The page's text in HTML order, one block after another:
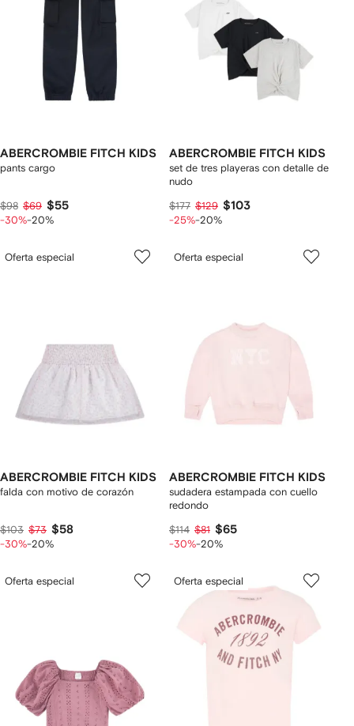
ABERCROMBIE FITCH KIDS
pants cargo
$98 $69 $55
-30%-20%
ABERCROMBIE FITCH KIDS
set de tres playeras con detalle de
nudo
$177 $129 $103
-25%-20%
Oferta especial
ABERCROMBIE FITCH KIDS
falda con motivo de corazón
$103 $73 $58
-30%-20%
Oferta especial
ABERCROMBIE FITCH KIDS
sudadera estampada con cuello
redondo
$114 $81 $65
-30%-20%
Oferta especial Oferta especial